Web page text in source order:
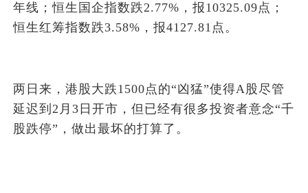
年线；恒生国企指数跌2.77%，报10325.09点；
恒生红筹指数跌3.58%，报4127.81点。
两日来，港股大跌1500点的“凶猛”使得A股尽管
延迟到2月3日开市，但已经有很多投资者意念“千
股跌停”，做出最坏的打算了。